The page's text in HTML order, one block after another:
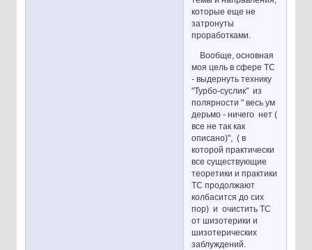
которые еще не
затронуты
проработками.
Вообще, основная
моя цель в сфере ТС
- выдернуть технику
"Турбо-суслик" из
полярности " весь ум
дерьмо - ничего нет (
все не так как
описано)", ( в
которой практически
все существующие
теоретики и практики
ТС продолжают
колбасится до сих
пор) и очистить ТС
от шизотерики и
шизотерических
заблуждений.